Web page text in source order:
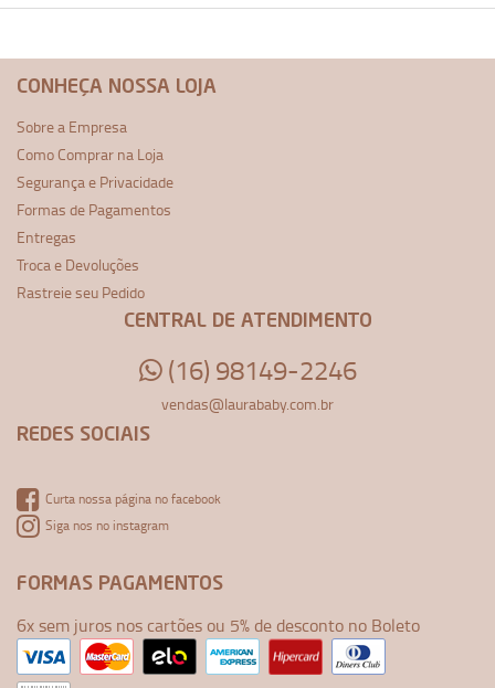
CONHEÇA NOSSA LOJA
Sobre a Empresa
Como Comprar na Loja
Segurança e Privacidade
Formas de Pagamentos
Entregas
Troca e Devoluções
Rastreie seu Pedido
CENTRAL DE ATENDIMENTO
(16) 98149-2246
vendas@laurababy.com.br
REDES SOCIAIS
Curta nossa página no facebook
Siga nos no instagram
FORMAS PAGAMENTOS
6x sem juros nos cartões ou 5% de desconto no Boleto